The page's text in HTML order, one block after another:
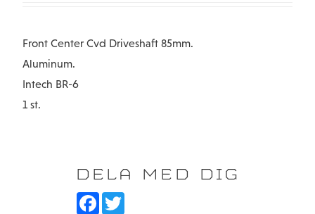
Front Center Cvd Driveshaft 85mm.
Aluminum.
Intech BR-6
1 st.
DELA MED DIG
F
T